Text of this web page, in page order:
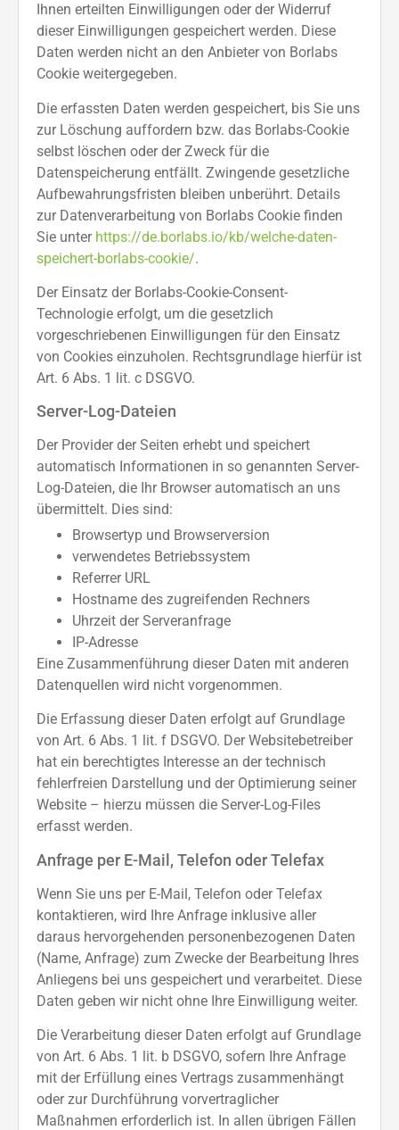
Ihnen erteilten Einwilligungen oder der Widerruf
dieser Einwilligungen gespeichert werden. Diese
Daten werden nicht an den Anbieter von Borlabs
Cookie weitergegeben.
Die erfassten Daten werden gespeichert, bis Sie uns
zur Löschung auffordern bzw. das Borlabs-Cookie
selbst löschen oder der Zweck für die
Datenspeicherung entfällt. Zwingende gesetzliche
Aufbewahrungsfristen bleiben unberührt. Details
zur Datenverarbeitung von Borlabs Cookie finden
Sie unter https://de.borlabs.io/kb/welche-daten-
speichert-borlabs-cookie/.
Der Einsatz der Borlabs-Cookie-Consent-
Technologie erfolgt, um die gesetzlich
vorgeschriebenen Einwilligungen für den Einsatz
von Cookies einzuholen. Rechtsgrundlage hierfür ist
Art. 6 Abs. 1 lit. c DSGVO.
Server-Log-Dateien
Der Provider der Seiten erhebt und speichert
automatisch Informationen in so genannten Server-
Log-Dateien, die Ihr Browser automatisch an uns
übermittelt. Dies sind:
Browsertyp und Browserversion
verwendetes Betriebssystem
Referrer URL
Hostname des zugreifenden Rechners
Uhrzeit der Serveranfrage
IP-Adresse
Eine Zusammenführung dieser Daten mit anderen
Datenquellen wird nicht vorgenommen.
Die Erfassung dieser Daten erfolgt auf Grundlage
von Art. 6 Abs. 1 lit. f DSGVO. Der Websitebetreiber
hat ein berechtigtes Interesse an der technisch
fehlerfreien Darstellung und der Optimierung seiner
Website – hierzu müssen die Server-Log-Files
erfasst werden.
Anfrage per E-Mail, Telefon oder Telefax
Wenn Sie uns per E-Mail, Telefon oder Telefax
kontaktieren, wird Ihre Anfrage inklusive aller
daraus hervorgehenden personenbezogenen Daten
(Name, Anfrage) zum Zwecke der Bearbeitung Ihres
Anliegens bei uns gespeichert und verarbeitet. Diese
Daten geben wir nicht ohne Ihre Einwilligung weiter.
Die Verarbeitung dieser Daten erfolgt auf Grundlage
von Art. 6 Abs. 1 lit. b DSGVO, sofern Ihre Anfrage
mit der Erfüllung eines Vertrags zusammenhängt
oder zur Durchführung vorvertraglicher
Maßnahmen erforderlich ist. In allen übrigen Fällen